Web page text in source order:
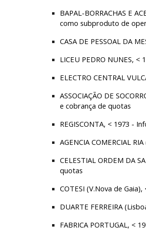
BAPAL-BORRACHAS E
como subproduto de
CASA DE PESSOAL DA
LICEU PEDRO NUNES,
ELECTRO CENTRAL
ASSOCIAÇÃO DE
e cobrança de quotas
REGISCONTA, < 1973 -
AGENCIA COMERCIAL
CELESTIAL ORDEM DA
quotas
COTESI (V.Nova de
DUARTE FERREIRA
FABRICA PORTUGAL, <